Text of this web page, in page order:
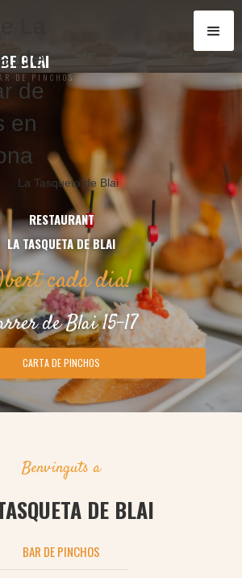
BLAI
DE PINCHOS
RESTAURANT
LA TASQUETA DE BLAI
cada dia!
de Blai 15-17
CARTA DE PINCHOS
Benvinguts a
DE BLAI
BAR DE PINCHOS